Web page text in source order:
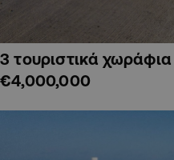
3 τουριστικά
€4,000,000